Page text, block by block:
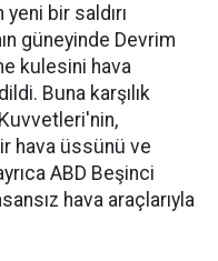
bir saldırı
güneyinde Devrim
kulesini hava
Buna karşılık
hava üssünü ve
ABD Beşinci
hava araçlarıyla